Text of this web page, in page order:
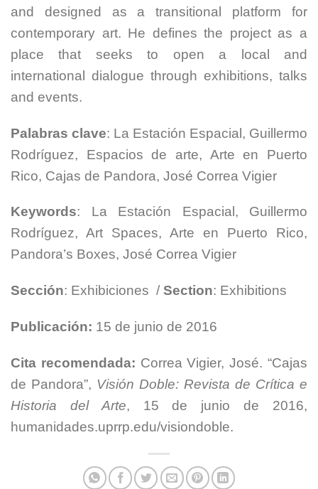
and designed as a transitional platform for
contemporary art. He defines the project as a
place that seeks to open a local and
international dialogue through exhibitions, talks
and events.
Palabras clave: La Estación Espacial, Guillermo
Rodríguez, Espacios de arte, Arte en Puerto
Rico, Cajas de Pandora, José Correa Vigier
Keywords: La Estación Espacial, Guillermo
Rodríguez, Art Spaces, Arte en Puerto Rico,
Pandora’s Boxes, José Correa Vigier
Sección: Exhibiciones / Section: Exhibitions
Publicación: 15 de junio de 2016
Cita recomendada: Correa Vigier, José. “Cajas
de Pandora”, Visión Doble: Revista de Crítica e
Historia del Arte, 15 de junio de 2016,
humanidades.uprrp.edu/visiondoble.